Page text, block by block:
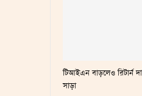
টিআইএন বাড়লেও রিটার্ন
সাড়া